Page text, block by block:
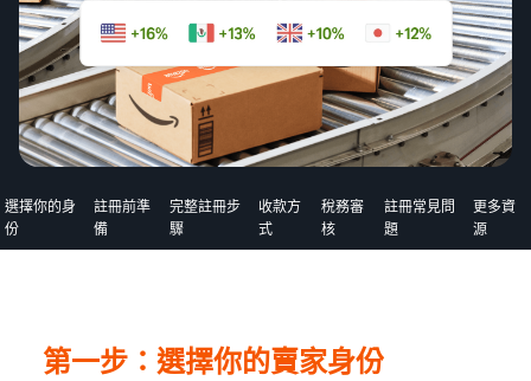
選擇你的身
份
註冊前準
備
完整註冊步
驟
收款方
式
稅務審
核
註冊常見問
題
更多資
源
第一步：選擇你的賣家身份